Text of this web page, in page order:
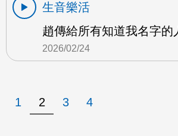
生音樂活
趙傳給所有知道我名字的
2026/02/24
1 2 3 4